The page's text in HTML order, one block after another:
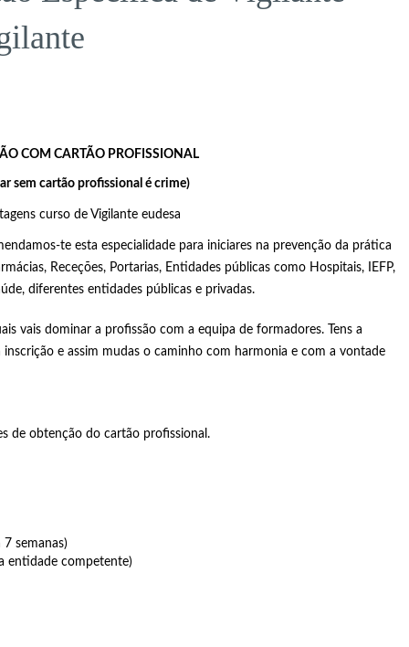
COM CARTÃO PROFISSIONAL
sem cartão profissional é crime)
te esta especialidade para iniciares na prevenção da prática
Receções, Portarias, Entidades públicas como Hospitais, IEFP,
diferentes entidades públicas e privadas.
vais dominar a profissão com a equipa de formadores. Tens a
e assim mudas o caminho com harmonia e com a vontade
de obtenção do cartão profissional.
semanas)
entidade competente)